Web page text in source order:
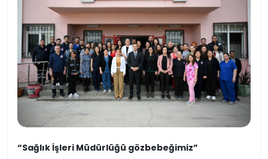
“Sağlık İşleri Müdürlüğü gözbebeğimiz”